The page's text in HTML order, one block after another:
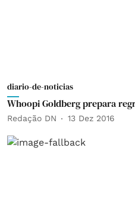
diario-de-noticias
Whoopi Goldberg prepara
Redação DN 13 Dez 2016